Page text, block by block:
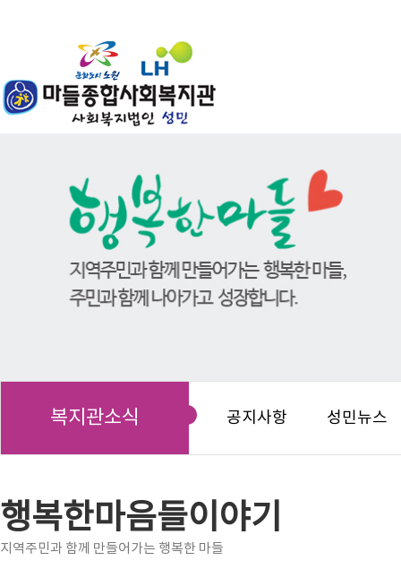
복지관소식 공지사항 성민뉴스
행복한마음들이야기
지역주민과 함께 만들어가는 행복한 마들